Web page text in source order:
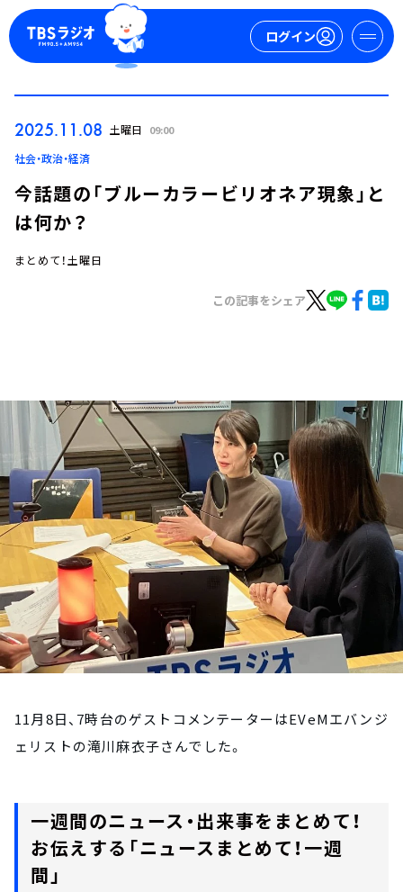
ログイン
お知らせ
イベント・グッズ
YouTube
会社情報
2025.11.08 土曜日 09:00
社会・政治・経済
今話題の「ブルーカラービリオネア現象」と
は何か？
まとめて！土曜日
この記事をシェア
11月8日、7時台のゲストコメンテーターはEVeMエバンジ
ェリストの滝川麻衣子さんでした。
一週間のニュース・出来事をまとめて！
お伝えする「ニュースまとめて！一週
間」